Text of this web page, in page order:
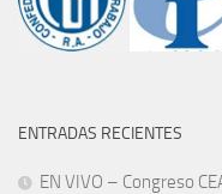
ENTRADAS RECIENTES
EN VIVO – Congreso